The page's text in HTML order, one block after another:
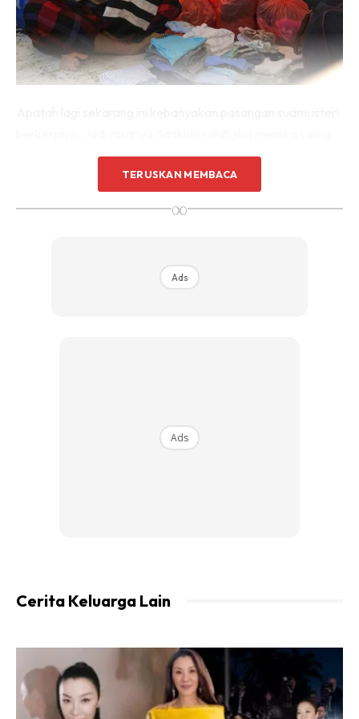
membantu dalam menguruskan rumah tangga.
takut untuk meminta suami membantu kerja rumah. Ini
boleh menyebabkan dia menjadi “pemalas’!
TERUSKAN MEMBACA
∞
Ads
Ads
Cerita Keluarga Lain